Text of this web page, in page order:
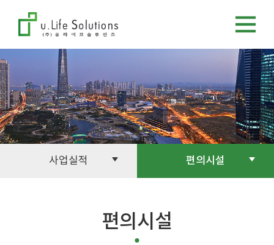
사업실적 편의시설
편의시설